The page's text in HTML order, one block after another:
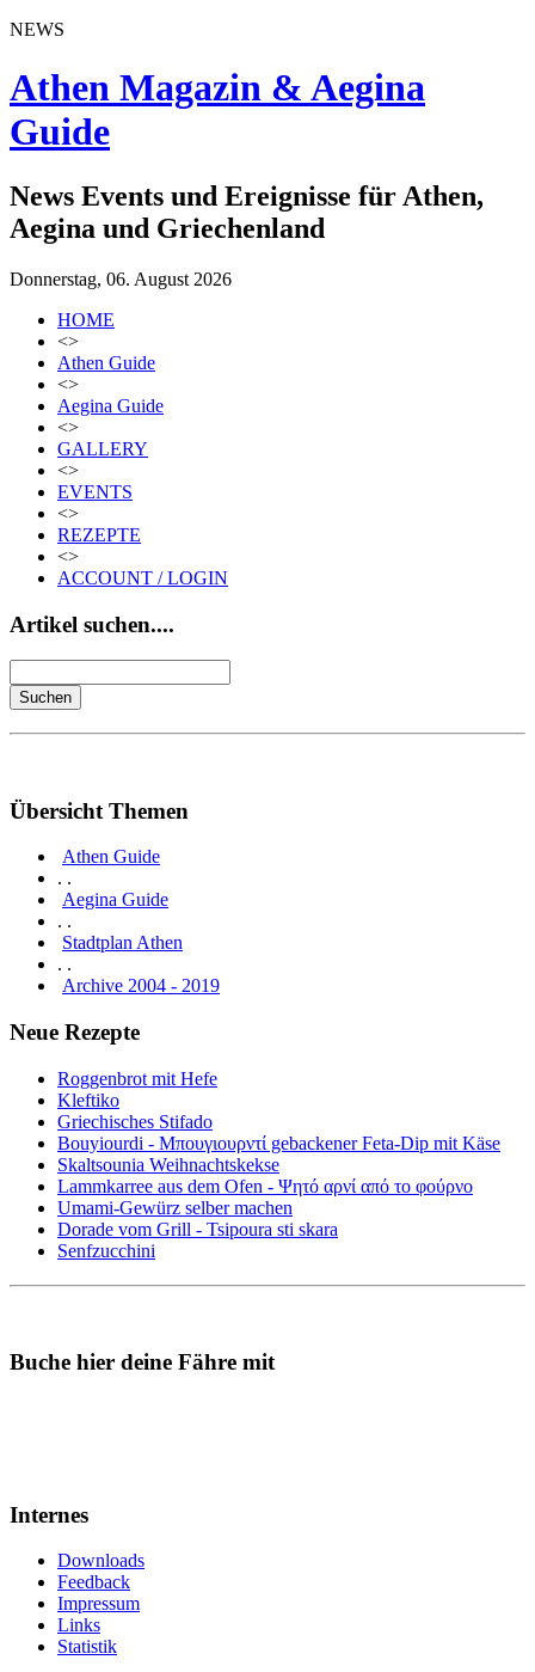
NEWS
Athen Magazin & Aegina
Guide
News Events und Ereignisse für Athen,
Aegina und Griechenland
Donnerstag, 06. August 2026
HOME
<>
Athen Guide
<>
Aegina Guide
<>
GALLERY
<>
EVENTS
<>
REZEPTE
<>
ACCOUNT / LOGIN
Artikel suchen....
Übersicht Themen
Athen Guide
. .
Aegina Guide
. .
Stadtplan Athen
. .
Archive 2004 - 2019
Neue Rezepte
Roggenbrot mit Hefe
Kleftiko
Griechisches Stifado
Bouyiourdi - Μπουγιουρντί gebackener Feta-Dip mit Käse
Skaltsounia Weihnachtskekse
Lammkarree aus dem Ofen - Ψητό αρνί από το φούρνο
Umami-Gewürz selber machen
Dorade vom Grill - Tsipoura sti skara
Senfzucchini
Buche hier deine Fähre mit
Internes
Downloads
Feedback
Impressum
Links
Statistik